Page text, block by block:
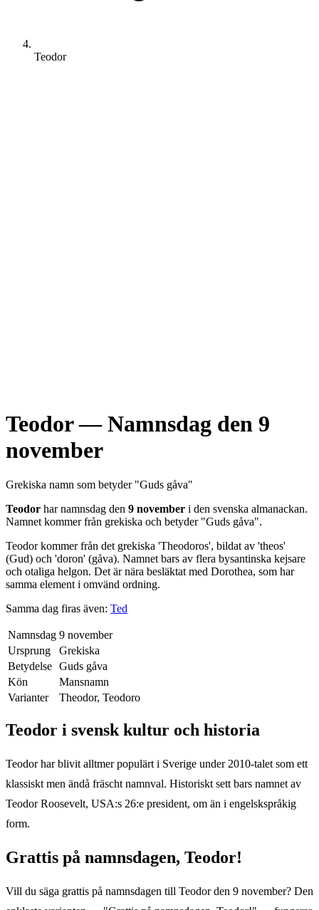
Teodor
Teodor— Namnsdag den 9
november
Grekiska namn som betyder "Guds gåva"
Teodor har namnsdag den 9 november i den svenska almanackan.
Namnet kommer från grekiska och betyder "Guds gåva".
Teodor kommer från det grekiska 'Theodoros', bildat av 'theos'
(Gud) och 'doron' (gåva). Namnet bars av flera bysantinska kejsare
och otaliga helgon. Det är nära besläktat med Dorothea, som har
samma element i omvänd ordning.
Samma dag firas även: Ted
Namnsdag 9 november
Ursprung
Grekiska
Betydelse Guds gåva
Kön
Mansnamn
Varianter
Theodor, Teodoro
Teodor i svensk kultur och historia
Teodor har blivit alltmer populärt i Sverige under 2010-talet som ett
klassiskt men ändå fräscht namnval. Historiskt sett bars namnet av
Teodor Roosevelt, USA:s 26:e president, om än i engelskspråkig
form.
Grattis på namnsdagen, Teodor!
Vill du säga grattis på namnsdagen till Teodorden 9 november? Den